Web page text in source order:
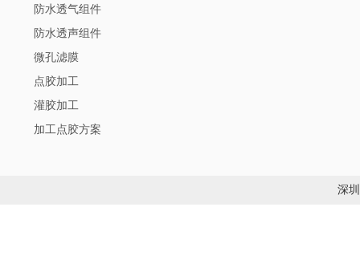
防水透气组件
防水透声组件
微孔滤膜
点胶加工
灌胶加工
加工点胶方案
深